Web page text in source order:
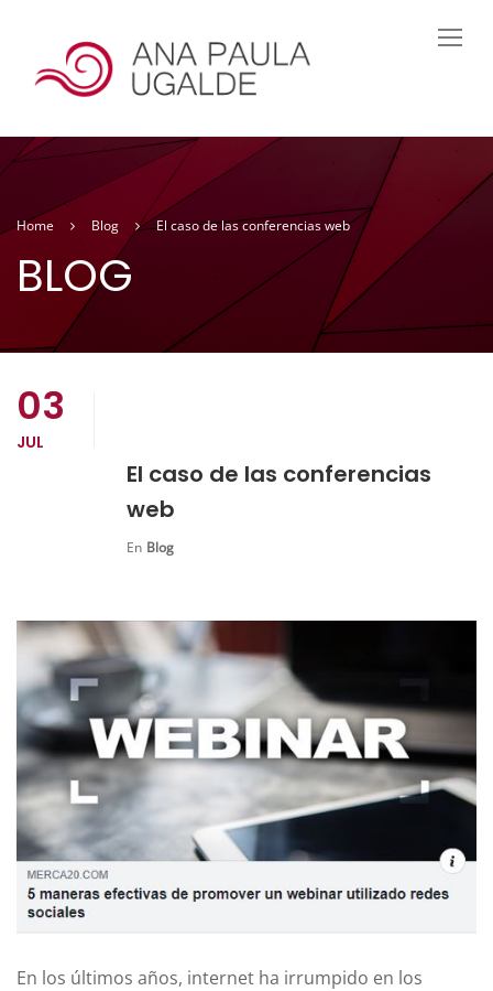
Home Blog El caso de las conferencias web
BLOG
03
JUL
El caso de las conferencias
web
En Blog
En los últimos años, internet ha irrumpido en los